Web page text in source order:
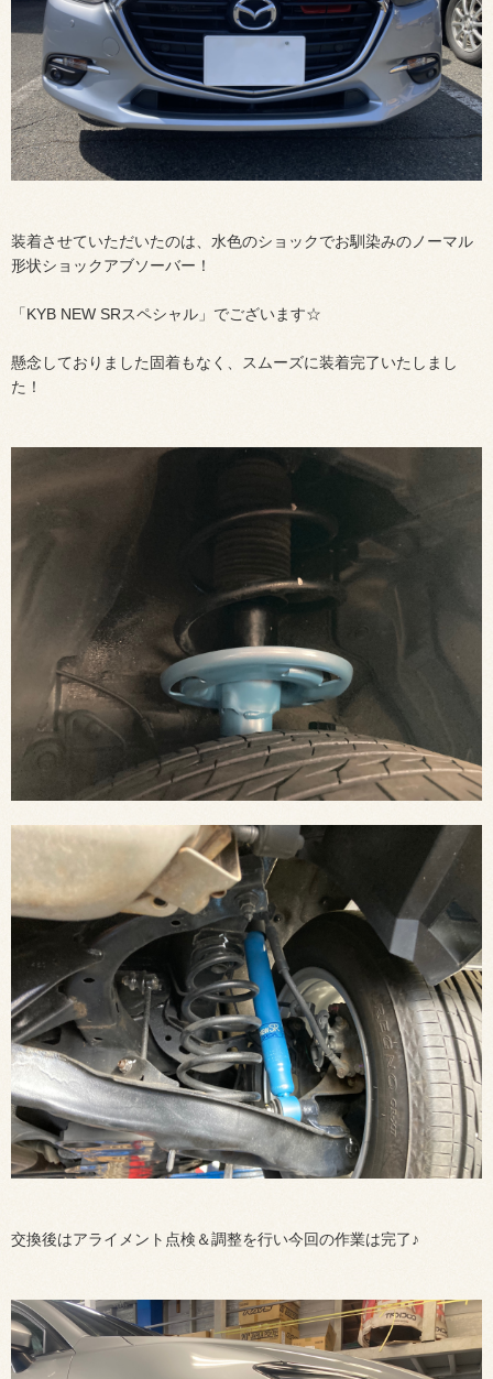
装着させていただいたのは、水色のショックでお馴染みのノーマル
形状ショックアブソーバー！
「KYB NEW SRスペシャル」でございます☆
懸念しておりました固着もなく、スムーズに装着完了いたしまし
た！
交換後はアライメント点検＆調整を行い今回の作業は完了♪